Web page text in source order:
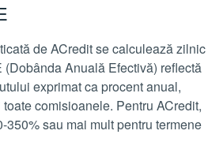
de ACredit se calculează zilnic
(Dobânda Anuală Efectivă) reflectă
exprimat ca procent anual,
comisioanele. Pentru ACredit,
350% sau mai mult pentru termene